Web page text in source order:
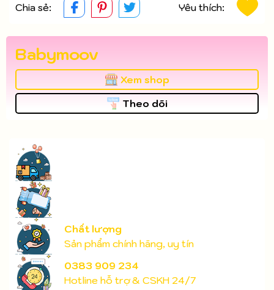
Chia sẻ: Yêu thích:
Babymoov
Xem shop
Theo dõi
Chất lượng
Sản phẩm chính hãng, uy tín
0383 909 234
Hotline hỗ trợ & CSKH 24/7